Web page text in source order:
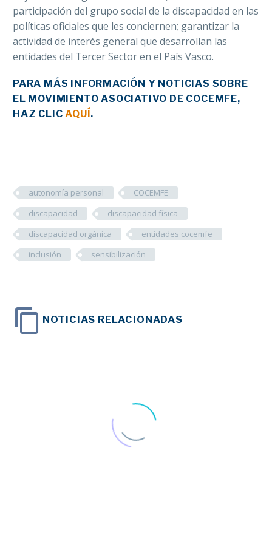
participación del grupo social de la discapacidad en las
políticas oficiales que les conciernen; garantizar la
actividad de interés general que desarrollan las
entidades del Tercer Sector en el País Vasco.
PARA MÁS INFORMACIÓN Y NOTICIAS SOBRE
EL MOVIMIENTO ASOCIATIVO DE COCEMFE,
HAZ CLICAQUÍ .
autonomía personal
COCEMFE
discapacidad
discapacidad física
discapacidad orgánica
entidades cocemfe
inclusión
sensibilización
NOTICIAS RELACIONADAS